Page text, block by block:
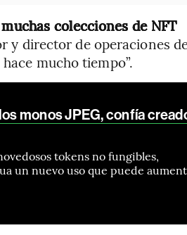
colecciones de NFT
y director de operaciones
mucho tiempo”.
monos JPEG, confía
tokens no fungibles,
un nuevo uso que puede